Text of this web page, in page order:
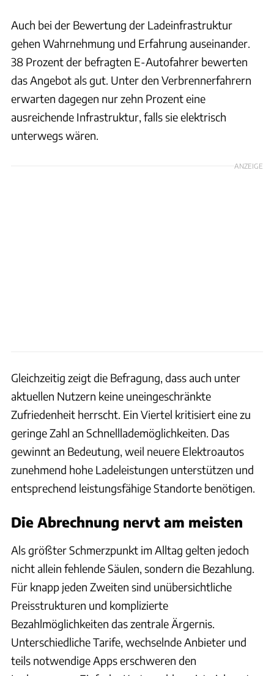
Auch bei der Bewertung der Ladeinfrastruktur
gehen Wahrnehmung und Erfahrung auseinander.
38 Prozent der befragten E-Autofahrer bewerten
das Angebot als gut. Unter den Verbrennerfahrern
erwarten dagegen nur zehn Prozent eine
ausreichende Infrastruktur, falls sie elektrisch
unterwegs wären.
ANZEIGE
Gleichzeitig zeigt die Befragung, dass auch unter
aktuellen Nutzern keine uneingeschränkte
Zufriedenheit herrscht. Ein Viertel kritisiert eine zu
geringe Zahl an Schnelllademöglichkeiten. Das
gewinnt an Bedeutung, weil neuere Elektroautos
zunehmend hohe Ladeleistungen unterstützen und
entsprechend leistungsfähige Standorte benötigen.
Die Abrechnung nervt am meisten
Als größter Schmerzpunkt im Alltag gelten jedoch
nicht allein fehlende Säulen, sondern die Bezahlung.
Für knapp jeden Zweiten sind unübersichtliche
Preisstrukturen und komplizierte
Bezahlmöglichkeiten das zentrale Ärgernis.
Unterschiedliche Tarife, wechselnde Anbieter und
teils notwendige Apps erschweren den